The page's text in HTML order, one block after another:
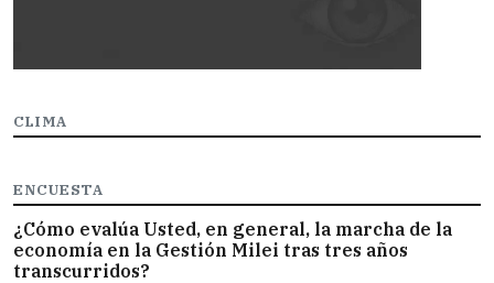
CLIMA
ENCUESTA
¿Cómo evalúa Usted, en general, la marcha de la
economía en la Gestión Milei tras tres años
transcurridos?